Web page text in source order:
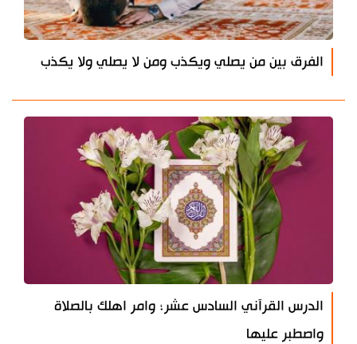
الفرق بين من يصلي ويكذب ومن لا يصلي ولا يكذب
الدرس القرآني السادس عشر؛ وامر اهلك بالصلاة
واصطبر عليها